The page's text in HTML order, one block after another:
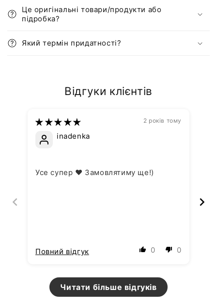
Це оригінальні товари/продукти або
підробка?
Який термін придатності?
Відгуки клієнтів
2 років тому
inadenka
Усе супер ❤️ Замовлятиму ще!)
0 0
Повний відгук
Читати більше відгуків